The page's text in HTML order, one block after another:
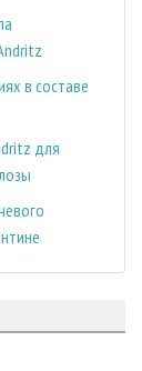
в составе
для